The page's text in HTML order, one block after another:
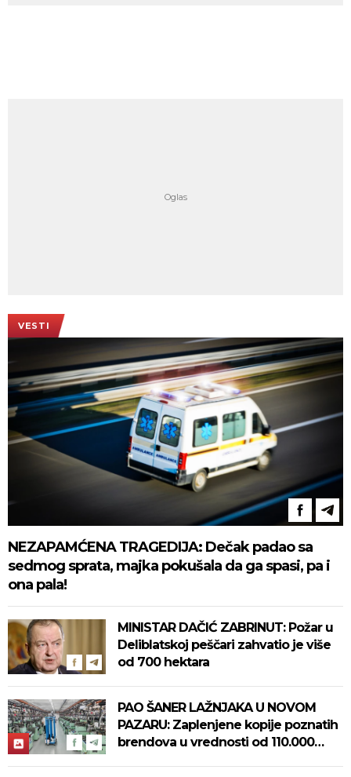
VESTI
NEZAPAMĆENA TRAGEDIJA: Dečak padao sa
sedmog sprata, majka pokušala da ga spasi, pa i
ona pala!
MINISTAR DAČIĆ ZABRINUT: Požar u
Deliblatskoj peščari zahvatio je više
od 700 hektara
PAO ŠANER LAŽNJAKA U NOVOM
PAZARU: Zaplenjene kopije poznatih
brendova u vrednosti od 110.000